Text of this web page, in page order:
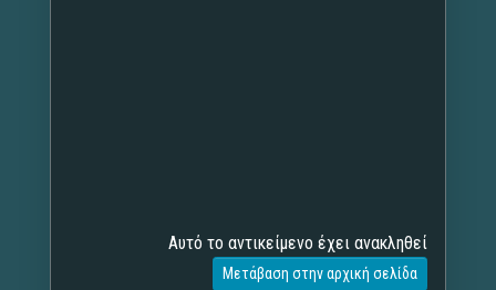
Αυτό το αντικείμενο έχει ανακληθεί
Μετάβαση στην αρχική σελίδα